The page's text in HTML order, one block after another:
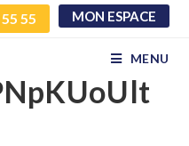
55 MON ESPACE
MENU